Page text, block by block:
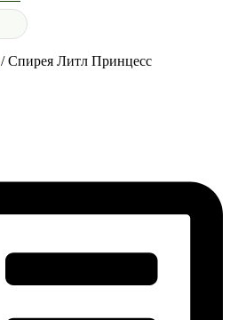
/ Спирея Литл Принцесс